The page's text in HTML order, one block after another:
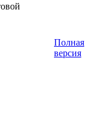
Полная
версия